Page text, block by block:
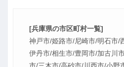
[兵庫県の市区町村一覧]
神戸市/姫路市/尼崎市/明石市/
伊丹市/相生市/豊岡市/加古川
市/三木市/高砂市/川西市/小野